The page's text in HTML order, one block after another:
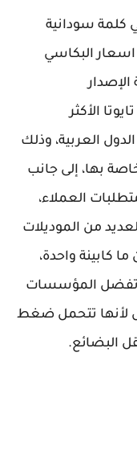
كلمة سودانية
البكاسي
الأكثر
العربية، وذلك
بها، إلى جانب
العملاء،
من الموديلات
ما يتكون ما كابينة واحدة،
تفضل المؤسسات
لأنها تتحمل ضغط
البضائع.